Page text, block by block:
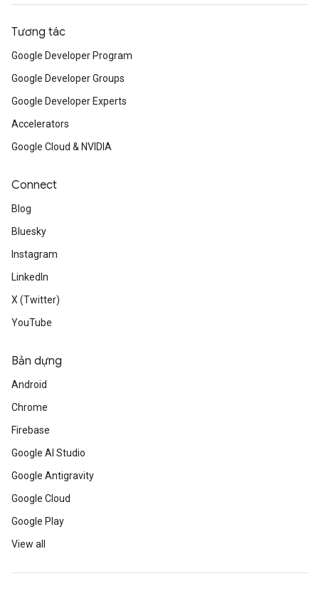
Tương tác
Google Developer Program
Google Developer Groups
Google Developer Experts
Accelerators
Google Cloud & NVIDIA
Connect
Blog
Bluesky
Instagram
LinkedIn
X (Twitter)
YouTube
Bản dựng
Android
Chrome
Firebase
Google AI Studio
Google Antigravity
Google Cloud
Google Play
View all